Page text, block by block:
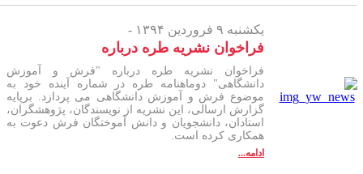
یکشنبه ۹ فروردین ۱۳۹۴ -
فراخوان نشریه طره درباره
فراخوان نشریه طره درباره "فرش و آموزش
دانشگاهی" دوماهنامه طره در شماره آینده خود به
موضوع فرش و آموزش دانشگاهی می پر‌دازد. برپایه
گزارش ارسالی، این نشریه از نویسندگان، پژوهشگران،
استادان، دانشجویان و دانش آموختگان فرش دعوت به
همکاری کرده است.
ادامه...